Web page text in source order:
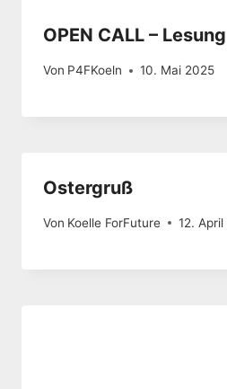
OPEN CALL –
Von P4FKoeln 10. Mai 2025
Ostergruß
Von Koelle ForFuture 12.